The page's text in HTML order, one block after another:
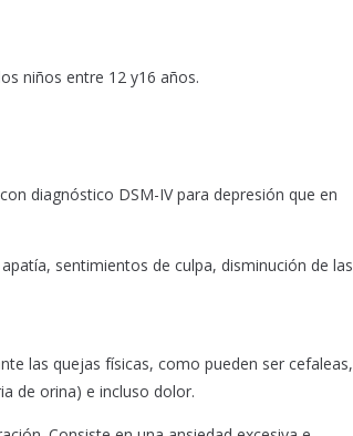
niños entre 12 y16 años.
diagnóstico DSM-IV para depresión que en
sentimientos de culpa, disminución de las
las quejas físicas, como pueden ser cefaleas,
de orina) e incluso dolor.